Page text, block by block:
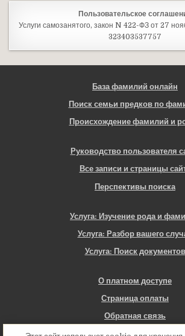
Пользовательское
Услуги самозанятого, закон N 422-ФЗ от 27
323403537757
База фамилий онлайн
Поиск семьи предков по
Происхождение фамилий и
Руководство пользователя
Все записи и страницы
Перспективы поиска
Услуга: Изучение рода и
Услуга: Разбор вашего
Услуга: Поиск документов
О платном доступе
Страница оплаты
Обратная связь